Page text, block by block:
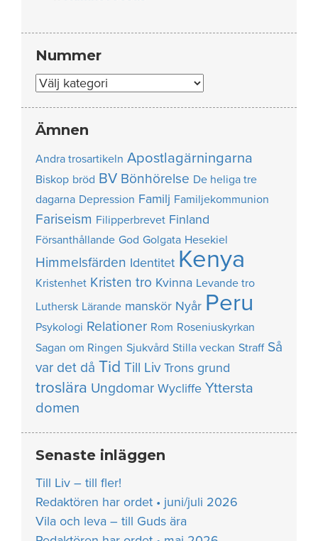
Nummer
Nummer
Ämnen
Andra trosartikeln Apostlagärningarna
Biskop bröd BV Bönhörelse De heliga tre
dagarna Depression Familj Familjekommunion
Fariseism Filipperbrevet Finland
Försanthållande God Golgata Hesekiel
Himmelsfärden Identitet Kenya
Kristenhet Kristen tro Kvinna Levande tro
Luthersk Lärande manskör Nyår Peru
Psykologi Relationer Rom Roseniuskyrkan
Sagan om Ringen Sjukvård Stilla veckan Straff Så
var det då Tid Till Liv Trons grund
troslära Ungdomar Wycliffe Yttersta
domen
Senaste inläggen
Till Liv – till fler!
Redaktören har ordet • juni/juli 2026
Vila och leva – till Guds ära